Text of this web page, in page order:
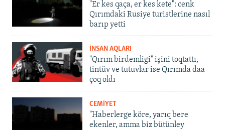
"Er kes qaça, er kes kete": cenk
Qırımdaki Rusiye turistlerine nasıl
barıp yetti
İNSAN AQLARI
"Qırım birdemligi" işini toqtattı,
tintüv ve tutuvlar ise Qırımda daa
çoq oldı
CEMİYET
"Haberlerge köre, yarıq bere
ekenler, amma biz bütünley